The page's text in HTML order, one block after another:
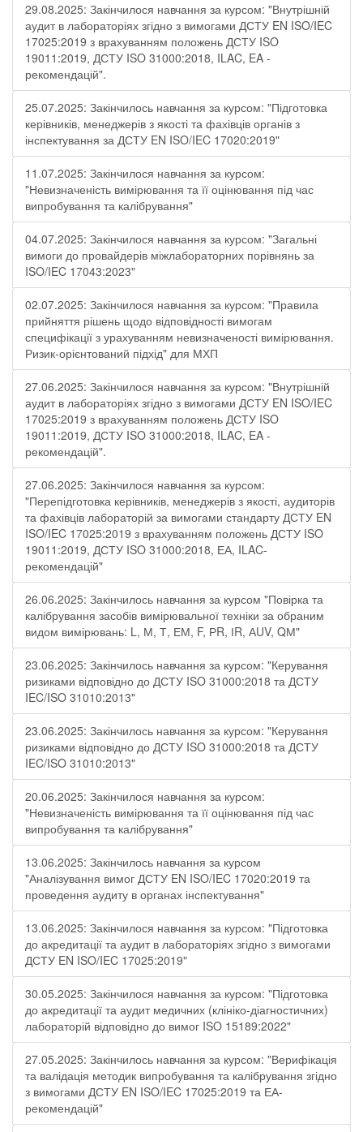
29.08.2025: Закінчилося навчання за курсом: "Внутрішній
аудит в лабораторіях згідно з вимогами ДСТУ EN ISO/IEC
17025:2019 з врахуванням положень ДСТУ ISO
19011:2019, ДСТУ ISO 31000:2018, ILAC, EA -
рекомендацій".
25.07.2025: Закінчилось навчання за курсом: "Підготовка
керівників, менеджерів з якості та фахівців органів з
інспектування за ДСТУ EN ISO/IEC 17020:2019"
11.07.2025: Закінчилося навчання за курсом:
"Невизначеність вимірювання та її оцінювання під час
випробування та калібрування"
04.07.2025: Закінчилося навчання за курсом: "Загальні
вимоги до провайдерів міжлабораторних порівнянь за
ISO/IEC 17043:2023"
02.07.2025: Закінчилося навчання за курсом: "Правила
прийняття рішень щодо відповідності вимогам
специфікації з урахуванням невизначеності вимірювання.
Ризик-орієнтований підхід" для МХП
27.06.2025: Закінчилося навчання за курсом: "Внутрішній
аудит в лабораторіях згідно з вимогами ДСТУ EN ISO/IEC
17025:2019 з врахуванням положень ДСТУ ISO
19011:2019, ДСТУ ISO 31000:2018, ILAC, EA -
рекомендацій".
27.06.2025: Закінчилося навчання за курсом:
"Перепідготовка керівників, менеджерів з якості, аудиторів
та фахівців лабораторій за вимогами стандарту ДСТУ EN
ISO/IEC 17025:2019 з врахуванням положень ДСТУ ISO
19011:2019, ДСТУ ISO 31000:2018, ЕА, ILAC-
рекомендацій"
26.06.2025: Закінчилось навчання за курсом "Повірка та
калібрування засобів вимірювальної техніки за обраним
видом вимірювань: L, М, Т, ЕМ, F, РR, ІR, АUV, QМ"
23.06.2025: Закінчилось навчання за курсом: "Керування
ризиками відповідно до ДСТУ ISO 31000:2018 та ДСТУ
IEC/ISO 31010:2013"
23.06.2025: Закінчилось навчання за курсом: "Керування
ризиками відповідно до ДСТУ ISO 31000:2018 та ДСТУ
IEC/ISO 31010:2013"
20.06.2025: Закінчилося навчання за курсом:
"Невизначеність вимірювання та її оцінювання під час
випробування та калібрування"
13.06.2025: Закінчилось навчання за курсом
"Аналізування вимог ДСТУ EN ISO/IEC 17020:2019 та
проведення аудиту в органах інспектування"
13.06.2025: Закінчилося навчання за курсом: "Підготовка
до акредитації та аудит в лабораторіях згідно з вимогами
ДСТУ EN ISO/IEC 17025:2019"
30.05.2025: Закінчилося навчання за курсом: "Підготовка
до акредитації та аудит медичних (клініко-діагностичних)
лабораторій відповідно до вимог ISO 15189:2022"
27.05.2025: Закінчилось навчання за курсом: "Верифікація
та валідація методик випробування та калібрування згідно
з вимогами ДСТУ EN ISO/IEC 17025:2019 та ЕА-
рекомендацій"